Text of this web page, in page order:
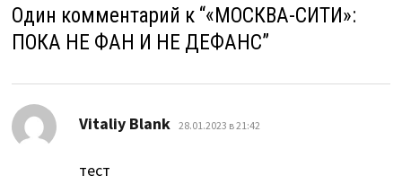
Один комментарий к “«МОСКВА-СИТИ»:
ПОКА НЕ ФАН И НЕ ДЕФАНС”
Vitaliy Blank 28.01.2023 в 21:42
тест